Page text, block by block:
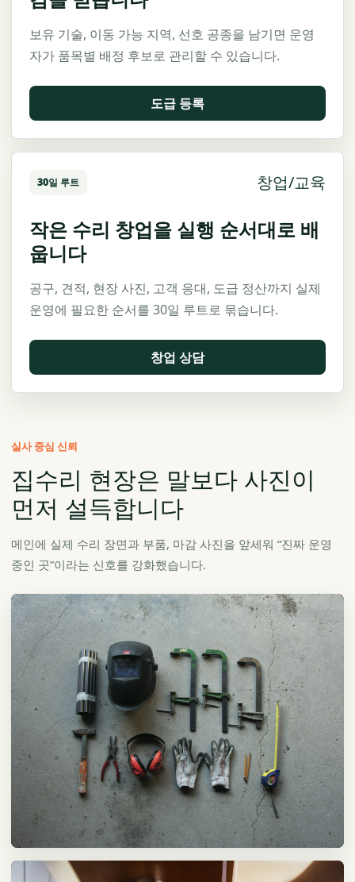
보유 기술, 이동 가능 지역, 선호 공종을 남기면 운영
자가 품목별 배정 후보로 관리할 수 있습니다.
도급 등록
30일 루트 창업/교육
작은 수리 창업을 실행 순서대로 배
웁니다
공구, 견적, 현장 사진, 고객 응대, 도급 정산까지 실제
운영에 필요한 순서를 30일 루트로 묶습니다.
창업 상담
실사 중심 신뢰
집수리 현장은 말보다 사진이
먼저 설득합니다
메인에 실제 수리 장면과 부품, 마감 사진을 앞세워 “진짜 운영
중인 곳”이라는 신호를 강화했습니다.
공구·현장 준비